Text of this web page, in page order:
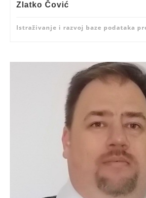
Zlatko Čović
Istraživanje i razvoj baze podataka